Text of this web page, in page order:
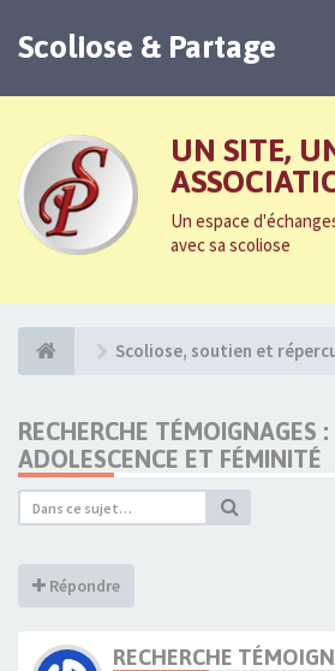
Scoliose & Partage
UN SITE,
Un espace
avec sa scoliose
Scoliose, soutien et
RECHERCHE TÉMOIGNAGES :
ADOLESCENCE ET FÉMINITÉ
Répondre
RECHERCHE